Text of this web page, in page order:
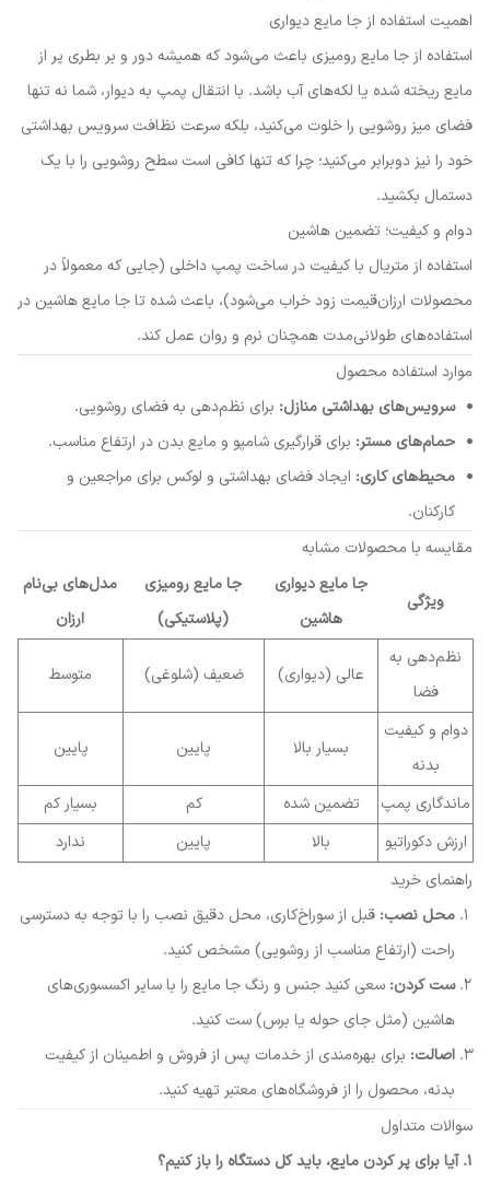
اهمیت استفاده از جا مایع دیواری
استفاده از جا مایع رومیزی باعث می‌شود که همیشه دور و بر بطری پر از
مایع ریخته شده یا لکه‌های آب باشد. با انتقال پمپ به دیوار، شما نه تنها
فضای میز روشویی را خلوت می‌کنید، بلکه سرعت نظافت سرویس بهداشتی
خود را نیز دوبرابر می‌کنید؛ چرا که تنها کافی است سطح روشویی را با یک
دستمال بکشید.
دوام و کیفیت؛ تضمین هاشین
استفاده از متریال با کیفیت در ساخت پمپ داخلی (جایی که معمولاً در
محصولات ارزان‌قیمت زود خراب می‌شود)، باعث شده تا جا مایع هاشین در
استفاده‌های طولانی‌مدت همچنان نرم و روان عمل کند.
موارد استفاده محصول
سرویس‌های بهداشتی منازل: برای نظم‌دهی به فضای روشویی.
حمام‌های مستر: برای قرارگیری شامپو و مایع بدن در ارتفاع مناسب.
محیط‌های کاری: ایجاد فضای بهداشتی و لوکس برای مراجعین و
کارکنان.
مقایسه با محصولات مشابه
ویژگی
جا مایع دیواری
هاشین
جا مایع رومیزی
(پلاستیکی)
مدل‌های بی‌نام
ارزان
نظم‌دهی به
فضا
عالی (دیواری) ضعیف (شلوغی) متوسط
دوام و کیفیت
بدنه
بسیار بالا پایین پایین
ماندگاری پمپ تضمین شده کم
بسیار کم
ارزش دکوراتیو
بالا پایین
ندارد
راهنمای خرید
محل نصب: قبل از سوراخ‌کاری، محل دقیق نصب را با توجه به دسترسی
راحت (ارتفاع مناسب از روشویی) مشخص کنید.
ست کردن: سعی کنید جنس و رنگ جا مایع را با سایر اکسسوری‌های
هاشین (مثل جای حوله یا برس) ست کنید.
اصالت: برای بهره‌مندی از خدمات پس از فروش و اطمینان از کیفیت
بدنه، محصول را از فروشگاه‌های معتبر تهیه کنید.
سوالات متداول
۱. آیا برای پر کردن مایع، باید کل دستگاه را باز کنیم؟